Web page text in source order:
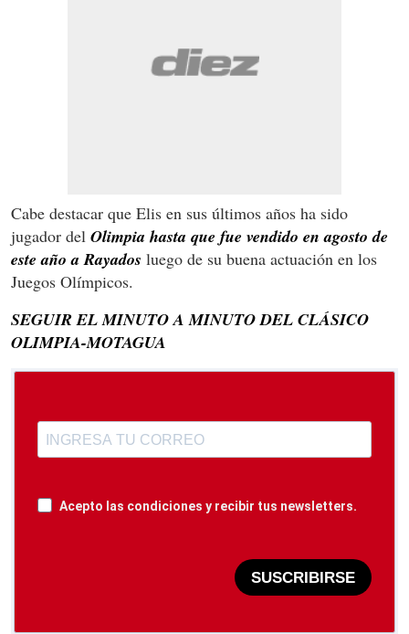
Cabe destacar que Elis en sus últimos años ha sido
jugador del Olimpia hasta que fue vendido en agosto de
este año a Rayados luego de su buena actuación en los
Juegos Olímpicos.
SEGUIR EL MINUTO A MINUTO DEL CLÁSICO
OLIMPIA-MOTAGUA
Acepto las condiciones y recibir tus newsletters.
SUSCRIBIRSE